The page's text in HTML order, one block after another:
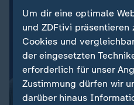
Um dir eine optimale
und ZDFtivi präsentieren
Cookies und
der eingesetzten
erforderlich für unser
Zustimmung dürfen wir
darüber hinaus